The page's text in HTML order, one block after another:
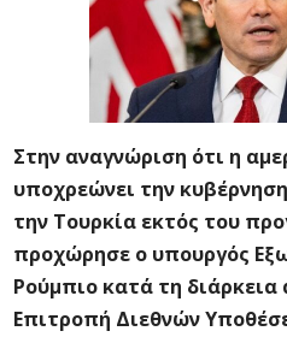
Στην αναγνώριση ότι η
υποχρεώνει την
την Τουρκία εκτός του
προχώρησε ο υπουργός
Ρούμπιο κατά τη
Επιτροπή Διεθνών